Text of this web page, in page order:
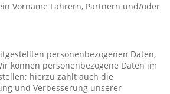
Vorname Fahrern, Partnern und/oder
personenbezogenen Daten,
können personenbezogene Daten im
hierzu zählt auch die
und Verbesserung unserer